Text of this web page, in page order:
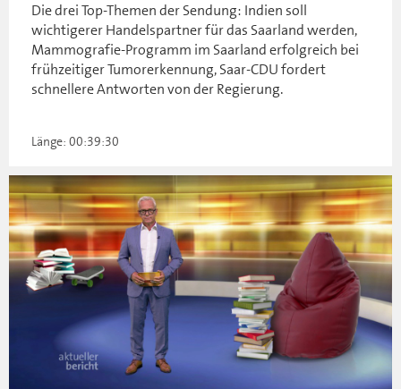
Die drei Top-Themen der Sendung: Indien soll
wichtigerer Handelspartner für das Saarland werden,
Mammografie-Programm im Saarland erfolgreich bei
frühzeitiger Tumorerkennung, Saar-CDU fordert
schnellere Antworten von der Regierung.
Länge: 00:39:30